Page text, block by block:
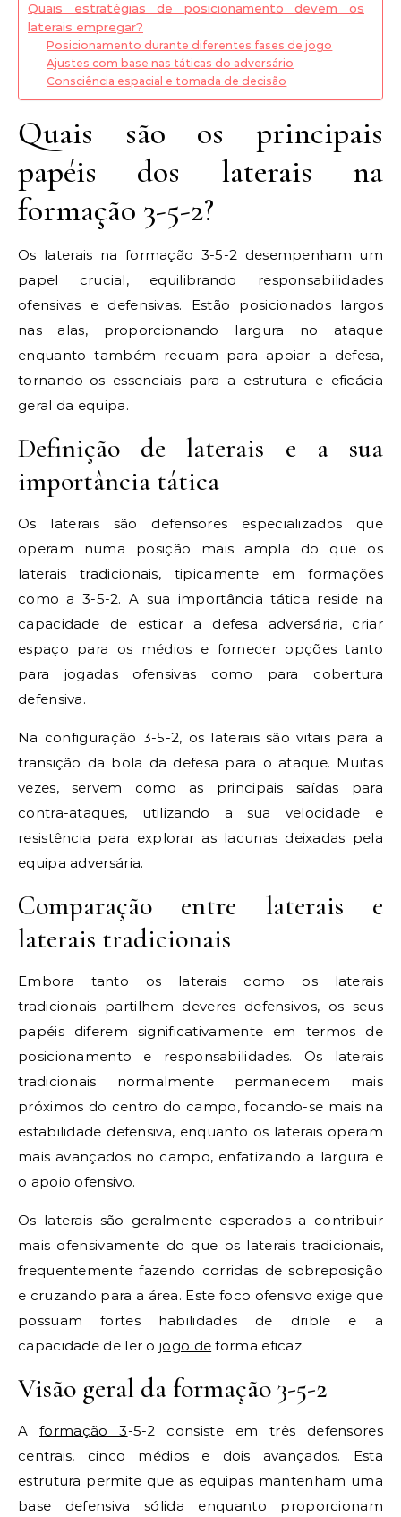
Quais estratégias de posicionamento devem os
laterais empregar?
Posicionamento durante diferentes fases de jogo
Ajustes com base nas táticas do adversário
Consciência espacial e tomada de decisão
Quais são os principais
papéis dos laterais na
formação 3-5-2?
Os laterais na formação 3-5-2 desempenham um
papel crucial, equilibrando responsabilidades
ofensivas e defensivas. Estão posicionados largos
nas alas, proporcionando largura no ataque
enquanto também recuam para apoiar a defesa,
tornando-os essenciais para a estrutura e eficácia
geral da equipa.
Definição de laterais e a sua
importância tática
Os laterais são defensores especializados que
operam numa posição mais ampla do que os
laterais tradicionais, tipicamente em formações
como a 3-5-2. A sua importância tática reside na
capacidade de esticar a defesa adversária, criar
espaço para os médios e fornecer opções tanto
para jogadas ofensivas como para cobertura
defensiva.
Na configuração 3-5-2, os laterais são vitais para a
transição da bola da defesa para o ataque. Muitas
vezes, servem como as principais saídas para
contra-ataques, utilizando a sua velocidade e
resistência para explorar as lacunas deixadas pela
equipa adversária.
Comparação entre laterais e
laterais tradicionais
Embora tanto os laterais como os laterais
tradicionais partilhem deveres defensivos, os seus
papéis diferem significativamente em termos de
posicionamento e responsabilidades. Os laterais
tradicionais normalmente permanecem mais
próximos do centro do campo, focando-se mais na
estabilidade defensiva, enquanto os laterais operam
mais avançados no campo, enfatizando a largura e
o apoio ofensivo.
Os laterais são geralmente esperados a contribuir
mais ofensivamente do que os laterais tradicionais,
frequentemente fazendo corridas de sobreposição
e cruzando para a área. Este foco ofensivo exige que
possuam fortes habilidades de drible e a
capacidade de ler ojogo de forma eficaz.
Visão geral da formação 3-5-2
Aformação 3-5-2 consiste em três defensores
centrais, cinco médios e dois avançados. Esta
estrutura permite que as equipas mantenham uma
base defensiva sólida enquanto proporcionam